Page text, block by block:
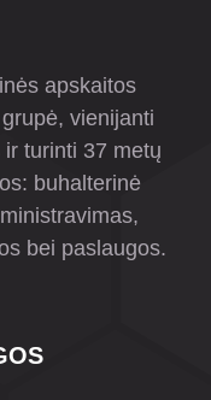
apskaitos
vienijanti
turinti 37 metų
buhalterinė
bei paslaugos.